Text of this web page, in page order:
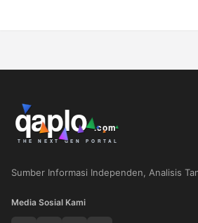
Sumber Informasi Independen, Analisis
Media Sosial Kami